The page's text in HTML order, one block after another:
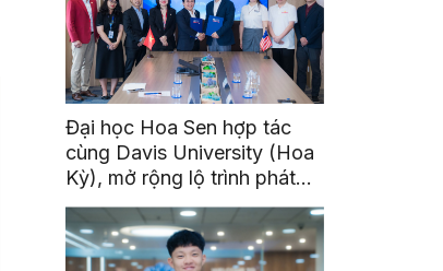
Đại học Hoa Sen hợp tác
cùng Davis University (Hoa
Kỳ), mở rộng lộ trình phát
triển toàn cầu cho sinh viên